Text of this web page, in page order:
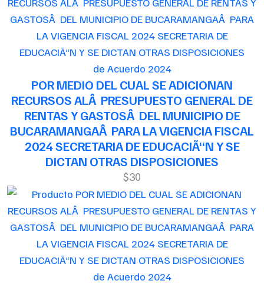
de Acuerdo 2024
POR MEDIO DEL CUAL SE ADICIONAN
RECURSOS ALÂ PRESUPUESTO GENERAL DE
RENTAS Y GASTOSÂ DEL MUNICIPIO DE
BUCARAMANGAÂ PARA LA VIGENCIA FISCAL
2024 SECRETARIA DE EDUCACIÃ“N Y SE
DICTAN OTRAS DISPOSICIONES
$30
de Acuerdo 2024